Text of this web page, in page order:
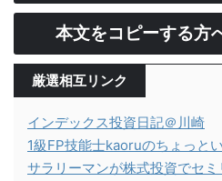
本文をコピーする方
厳選相互リンク
インデックス投資日記＠川崎
1級FP技能士kaoruのちょっと
サラリーマンが株式投資でセ